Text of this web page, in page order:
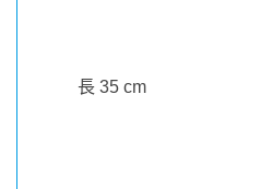
長 35 cm